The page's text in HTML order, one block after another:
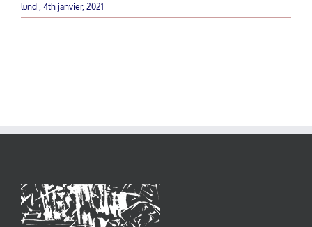
lundi, 4th janvier, 2021